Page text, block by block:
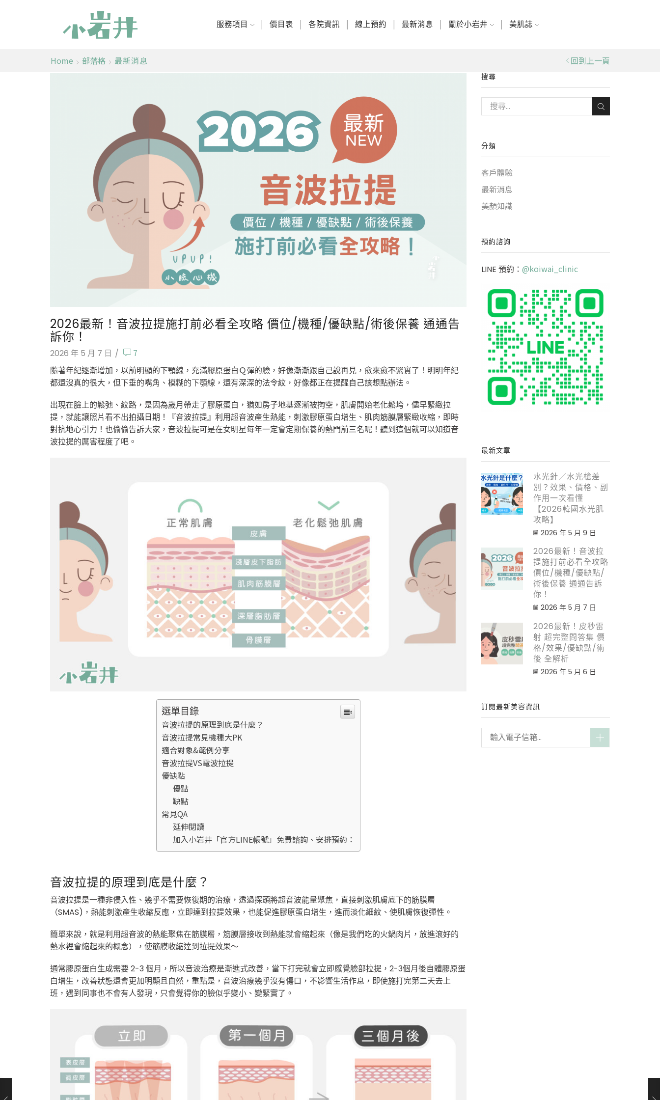
服務項目 價目表 各院資訊 線上預約 最新消息 關於小岩井 美肌誌
回到上一頁
Home 部落格 最新消息
2026最新！音波拉提施打前必看全攻略 價位/機種/優缺點/術後保養 通通告
訴你！
2026 年 5 月 7 日 / 7
隨著年紀逐漸增加，以前明顯的下顎線，充滿膠原蛋白Ｑ彈的臉，好像漸漸跟自己說再見，愈來愈不緊實了！明明年紀
都還沒真的很大，但下垂的嘴角、模糊的下顎線，還有深深的法令紋，好像都正在提醒自己該想點辦法。
出現在臉上的鬆弛、紋路，是因為歲月帶走了膠原蛋白，猶如房子地基逐漸被掏空，肌膚開始老化鬆垮，儘早緊緻拉
提，就能讓照片看不出拍攝日期！『音波拉提』利用超音波產生熱能，刺激膠原蛋白增生、肌肉筋膜層緊緻收縮，即時
對抗地心引力！也偷偷告訴大家，音波拉提可是在女明星每年一定會定期保養的熱門前三名呢！聽到這個就可以知道音
波拉提的厲害程度了吧。
選單目錄
音波拉提的原理到底是什麼？
音波拉提常見機種大PK
適合對象&範例分享
音波拉提VS電波拉提
優缺點
優點
缺點
常見QA
延伸閱讀
加入小岩井「官方LINE帳號」免費諮詢、安排預約：
音波拉提的原理到底是什麼？
音波拉提是一種非侵入性、幾乎不需要恢復期的治療，透過探頭將超音波能量聚焦，直接刺激肌膚底下的筋膜層
（SMAS)，熱能刺激產生收縮反應，立即達到拉提效果，也能促進膠原蛋白增生，進而淡化細紋、使肌膚恢復彈性。
簡單來說，就是利用超音波的熱能聚焦在筋膜層，筋膜層接收到熱能就會縮起來（像是我們吃的火鍋肉片，放進滾好的
熱水裡會縮起來的概念），使筋膜收縮達到拉提效果～
通常膠原蛋白生成需要 2-3 個月，所以音波治療是漸進式改善，當下打完就會立即感覺臉部拉提，2-3個月後自體膠原蛋
白增生，改善狀態還會更加明顯且自然，重點是，音波治療幾乎沒有傷口，不影響生活作息，即使施打完第二天去上
班，遇到同事也不會有人發現，只會覺得你的臉似乎變小、變緊實了。
搜尋
分類
客戶體驗
最新消息
美顏知識
預約諮詢
LINE 預約： @koiwai_clinic
最新文章
水光針／水光槍差
別？效果、價格、副
作用一次看懂
【2026韓國水光肌
攻略】
2026 年 5 月 9 日
2026最新！音波拉
提施打前必看全攻略
價位/機種/優缺點/
術後保養 通通告訴
你！
2026 年 5 月 7 日
2026最新！皮秒雷
射 超完整問答集 價
格/效果/優缺點/術
後 全解析
2026 年 5 月 6 日
訂閱最新美容資訊